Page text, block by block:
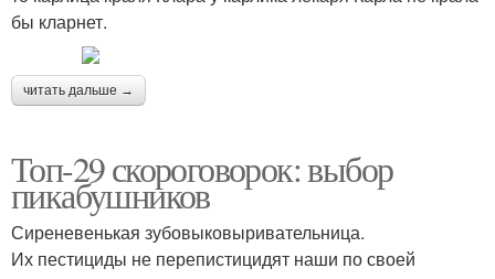
бы кларнет.
читать дальше →
Топ-29 скороговорок: выбор
пикабушников
Сиреневенькая зубовыковыривательница.
Их пестициды не перепистицидят наши по своей